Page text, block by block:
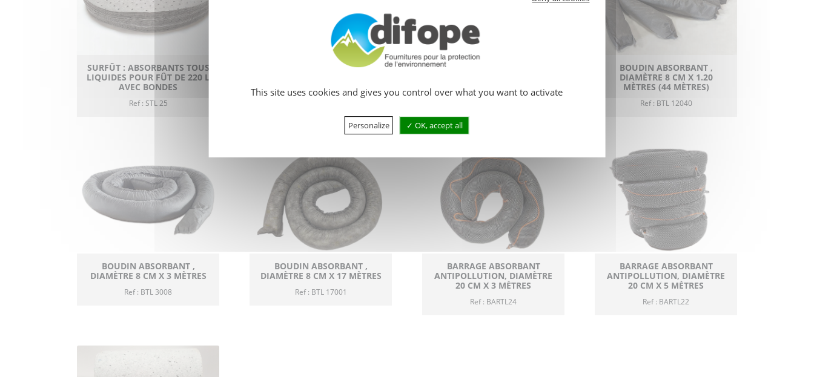
SURFÛT : ABSORBANTS TOUS
LIQUIDES POUR FÛT DE 220 L
AVEC BONDES
Ref : STL 25
BOUDIN ABSORBANT,
MÈTRES (24 MÈTRES)
MÈTRES (36 MÈTRES)
BOUDIN ABSORBANT ,
DIAMÈTRE 8 CM X 1.20
MÈTRES (44 MÈTRES)
Ref : BTL 12040
BOUDIN ABSORBANT ,
DIAMÈTRE 8 CM X 3 MÈTRES
Ref : BTL 3008
BOUDIN ABSORBANT ,
DIAMÈTRE 8 CM X 17 MÈTRES
Ref : BTL 17001
BARRAGE ABSORBANT
ANTIPOLLUTION, DIAMÈTRE
20 CM X 3 MÈTRES
Ref : BARTL24
BARRAGE ABSORBANT
ANTIPOLLUTION, DIAMÈTRE
20 CM X 5 MÈTRES
Ref : BARTL22
This site uses cookies and gives you control over what you want to activate
Personalize OK, accept all